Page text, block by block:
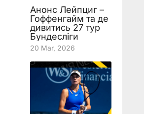
Анонс Лейпциг –
Гоффенгайм та де
дивитись 27 тур
Бундесліги
20 Mar, 2026